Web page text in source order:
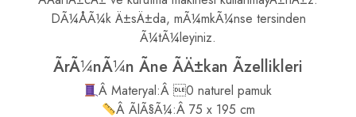
DÃ¼ÅÃ¼k Ä±sÄ±da, mÃ¼mkÃ¼nse tersinden
Ã¼tÃ¼leyiniz.
ÃrÃ¼nÃ¼n Ãne ÃÄ±kan Ãzellikleri
Â Materyal:Â 0 naturel pamuk
Â ÃlÃ§Ã¼:Â 75 x 195 cm